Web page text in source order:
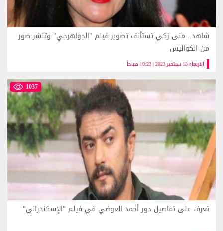
الاربعاء 13 سبتمبر 2023 | 10:23 صباحاً
شاهد.. منى زكي تستأنف تصوير فيلم "الجواهرجي" وتنشر صور
من الكواليس
1037
تعرف على تفاصيل دور أحمد العوضي في فيلم "الإسكندراني"